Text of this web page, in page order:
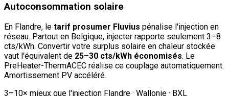
Autoconsommation solaire
En Flandre, le tarif prosumer Fluvius pénalise l'injection en
réseau. Partout en Belgique, injecter rapporte seulement 3–8
cts/kWh. Convertir votre surplus solaire en chaleur stockée
vaut l'équivalent de 25–30 cts/kWh économisés. Le
PreHeater-ThermACEC réalise ce couplage automatiquement.
Amortissement PV accéléré.
3–10× mieux que l'injection Flandre · Wallonie · BXL